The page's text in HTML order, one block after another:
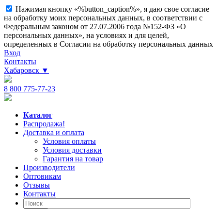
Нажимая кнопку «%button_caption%», я даю свое согласие
на обработку моих персональных данных, в соответствии с
Федеральным законом от 27.07.2006 года №152-ФЗ «О
персональных данных», на условиях и для целей,
определенных в Согласии на обработку персональных данных
Вход
Контакты
Хабаровск ▼
8 800 775-77-23
Каталог
Распродажа!
Доставка и оплата
Условия оплаты
Условия доставки
Гарантия на товар
Производители
Оптовикам
Отзывы
Контакты